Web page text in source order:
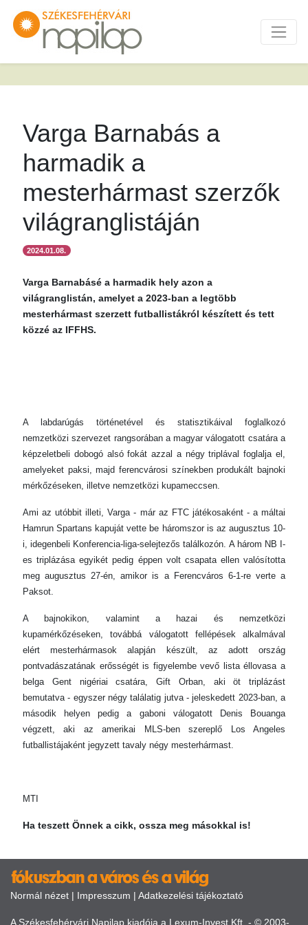
Varga Barnabás a
harmadik a
mesterhármast szerzők
világranglistáján
2024.01.08.
Varga Barnabásé a harmadik hely azon a
világranglistán, amelyet a 2023-ban a legtöbb
mesterhármast szerzett futballistákról készített és tett
közzé az IFFHS.
A labdarúgás történetével és statisztikáival foglalkozó
nemzetközi szervezet rangsorában a magyar válogatott csatára a
képzeletbeli dobogó alsó fokát azzal a négy triplával foglalja el,
amelyeket paksi, majd ferencvárosi színekben produkált bajnoki
mérkőzéseken, illetve nemzetközi kupameccsen.
Ami az utóbbit illeti, Varga - már az FTC játékosaként - a máltai
Hamrun Spartans kapuját vette be háromszor is az augusztus 10-
i, idegenbeli Konferencia-liga-selejtezős találkozón. A három NB I-
es triplázása egyikét pedig éppen volt csapata ellen valósította
meg augusztus 27-én, amikor is a Ferencváros 6-1-re verte a
Paksot.
A bajnokikon, valamint a hazai és nemzetközi
kupamérkőzéseken, továbbá válogatott fellépések alkalmával
elért mesterhármasok alapján készült, az adott ország
pontvadászatának erősségét is figyelembe vevő lista éllovasa a
belga Gent nigériai csatára, Gift Orban, aki öt triplázást
bemutatva - egyszer négy találatig jutva - jeleskedett 2023-ban, a
második helyen pedig a gaboni válogatott Denis Bouanga
végzett, aki az amerikai MLS-ben szereplő Los Angeles
futballistájaként jegyzett tavaly négy mesterhármast.
MTI
Ha teszett Önnek a cikk, ossza meg másokkal is!
Normál nézet | Impresszum | Adatkezelési tájékoztató
A Székesfehérvári Napilap kiadója a Lexum-Invest Kft. - © 2003-